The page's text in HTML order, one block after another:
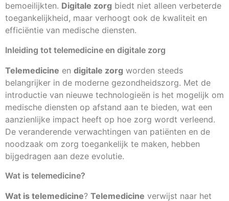
bemoeilijkten. Digitale zorg biedt niet alleen verbeterde
toegankelijkheid, maar verhoogt ook de kwaliteit en
efficiëntie van medische diensten.
Inleiding tot telemedicine en digitale zorg
Telemedicine en digitale zorg worden steeds
belangrijker in de moderne gezondheidszorg. Met de
introductie van nieuwe technologieën is het mogelijk om
medische diensten op afstand aan te bieden, wat een
aanzienlijke impact heeft op hoe zorg wordt verleend.
De veranderende verwachtingen van patiënten en de
noodzaak om zorg toegankelijk te maken, hebben
bijgedragen aan deze evolutie.
Wat is telemedicine?
Wat is telemedicine? Telemedicine verwijst naar het